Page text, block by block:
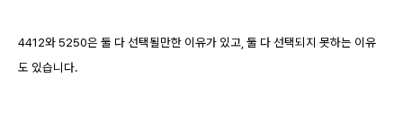
4412와 5250은 둘 다 선택될만한 이유가 있고, 둘 다 선택되지 못하는 이유
도 있습니다.